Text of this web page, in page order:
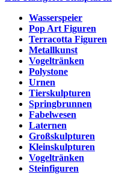
Wasserspeier
Pop Art Figuren
Terracotta Figuren
Metallkunst
Vogeltränken
Polystone
Urnen
Tierskulpturen
Springbrunnen
Fabelwesen
Laternen
Großskulpturen
Kleinskulpturen
Vogeltränken
Steinfiguren